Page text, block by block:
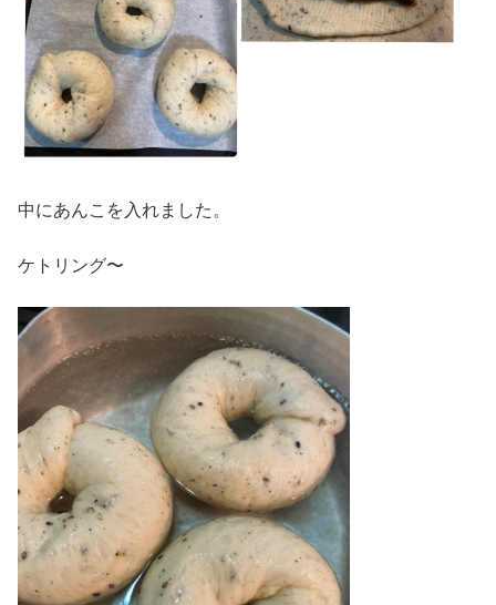
中にあんこを入れました。
ケトリング〜